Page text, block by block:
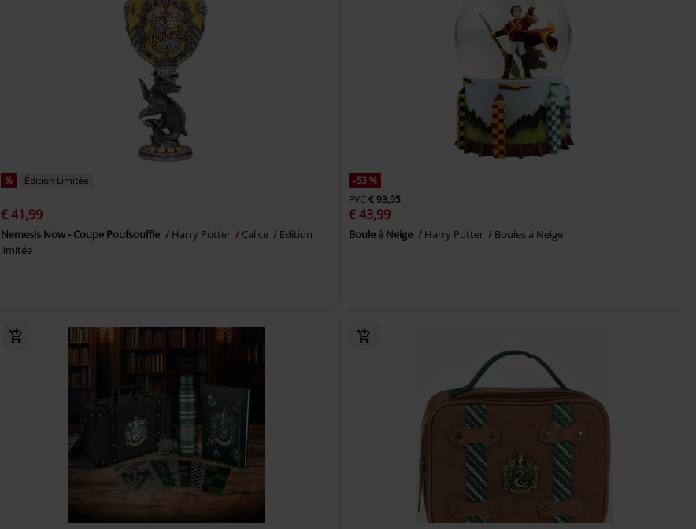
% Édition Limitée
€ 41,99
Nemesis Now - Coupe Poufsouffle Harry Potter Calice
Edition
limitée
-53 %
PVC € 93,95
€ 43,99
Boule à Neige Harry Potter Boules à Neige